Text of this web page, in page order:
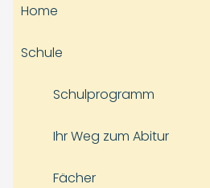
Home
Schule
Schulprogramm
Ihr Weg zum Abitur
Fächer